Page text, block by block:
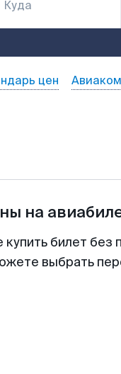
цен
на
билет без
выбрать